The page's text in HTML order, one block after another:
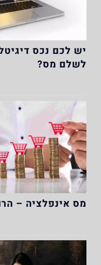
יש לכם נכס
לשלם מס?
מס אינפלציה –